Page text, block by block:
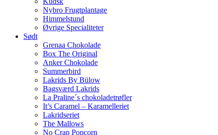
Nybro Frugtplantage
Himmelstund
Øvrige Specialiteter
Sødt
Grenaa Chokolade
Box The Original
Anker Chokolade
Summerbird
Lakrids By Bülow
Bagsværd Lakrids
La Praline´s chokoladetrøfler
It’s Caramel – Karamelleriet
Lakridseriet
The Mallows
No Crap Popcorn